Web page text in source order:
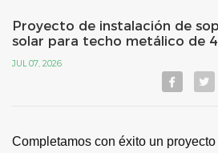
Proyecto de instalación de
solar para techo metálico de
JUL 07, 2026
Completamos con éxito un